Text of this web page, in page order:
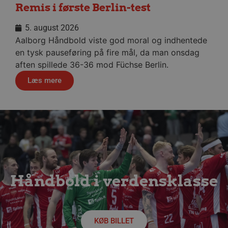
Remis i første Berlin-test
5. august 2026
Aalborg Håndbold viste god moral og indhentede
en tysk pauseføring på fire mål, da man onsdag
aften spillede 36-36 mod Füchse Berlin.
Læs mere
Håndbold i verdensklasse
KØB BILLET
__cf_bm
Cloudflare Inc.
.linkedin.com
CookieScriptConsent
VISITOR_PRIVACY_METADATA
YouTube
.youtube.com
5
4
Google Privacy Policy